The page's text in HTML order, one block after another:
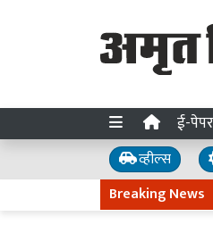
ई-पेपर
व्हील्स
Breaking News